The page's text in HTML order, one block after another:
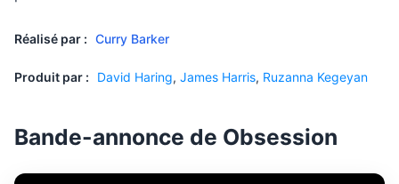
Réalisé par : Curry Barker
Produit par : David Haring, James Harris, Ruzanna Kegeyan
Bande-annonce de Obsession